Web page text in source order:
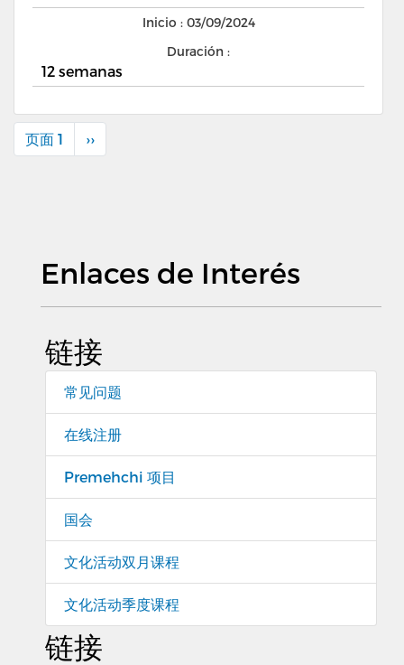
Inicio : 03/09/2024
Duración :
12 semanas
分
页面 1
下
一
››
Enlaces de Interés
链接
常见问题
在线注册
Premehchi 项目
国会
文化活动双月课程
文化活动季度课程
链接